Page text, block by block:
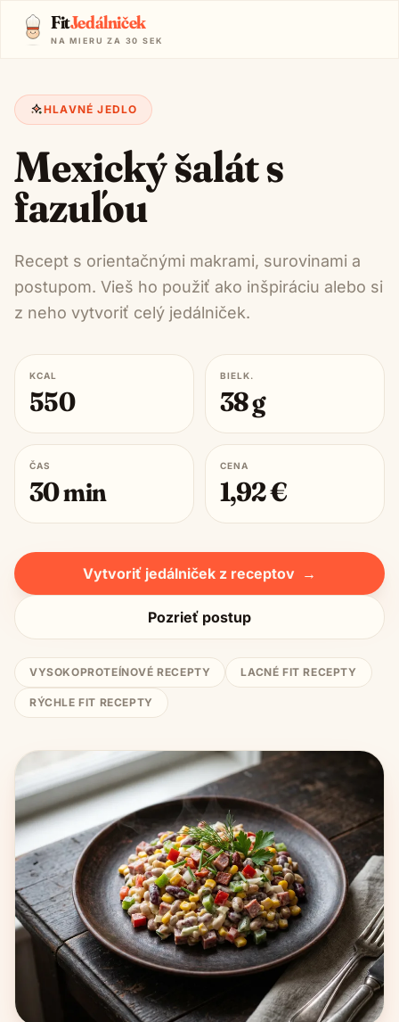
FitJedálniček
NA MIERU ZA 30 SEK
HLAVNÉ JEDLO
Mexický šalát s
fazuľou
Recept s orientačnými makrami, surovinami a
postupom. Vieš ho použiť ako inšpiráciu alebo si
z neho vytvoriť celý jedálniček.
KCAL
550
BIELK.
38g
ČAS
30min
CENA
1,92€
Vytvoriť jedálniček z receptov →
Pozrieť postup
VYSOKOPROTEÍNOVÉ RECEPTY LACNÉ FIT RECEPTY
RÝCHLE FIT RECEPTY